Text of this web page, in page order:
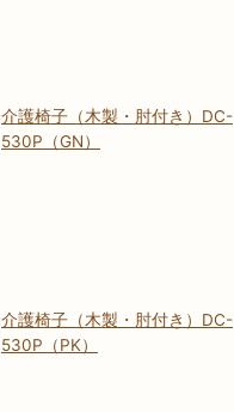
介護椅子（木製・肘付き）DC-
530P（GN）
介護椅子（木製・肘付き）DC-
530P（PK）